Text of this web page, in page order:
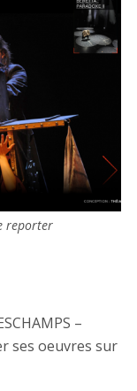
reporter
–
ses oeuvres sur